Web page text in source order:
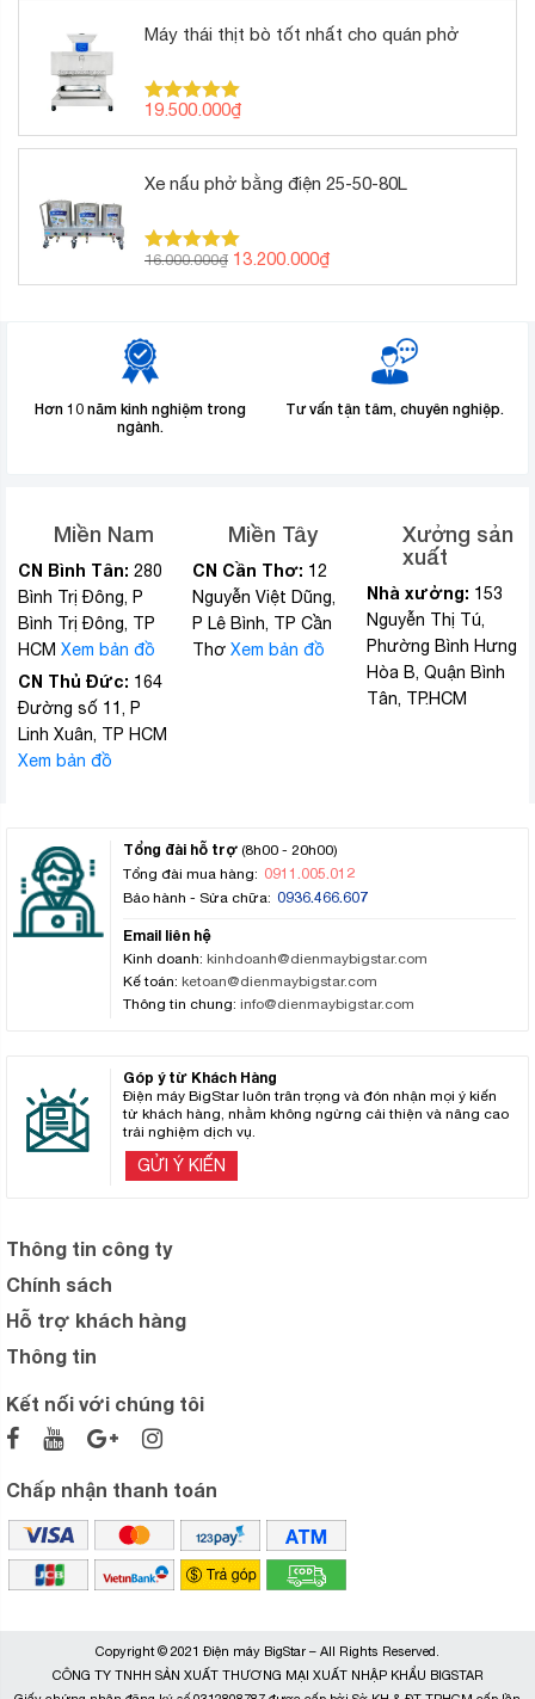
Máy thái thịt bò tốt nhất cho quán phở
Được xếp
hạng5.00
5 sao
19.500.000₫
Xe nấu phở bằng điện 25-50-80L
Được xếp
hạng5.00
16.000.000₫ Giá
gốc
13.200.000₫Giá
hiện
13.200.000₫.
Hơn 10 năm kinh nghiệm trong
ngành.
Tư vấn tận tâm, chuyên nghiệp.
Miền Nam
CN Bình Tân: 280
Bình Trị Đông, P
Bình Trị Đông, TP
HCM Xem bản đồ
CN Thủ Đức: 164
Đường số 11, P
Linh Xuân, TP HCM
Xem bản đồ
Miền Tây
CN Cần Thơ: 12
Nguyễn Việt Dũng,
P Lê Bình, TP Cần
Thơ Xem bản đồ
Xưởng sản
xuất
Nhà xưởng: 153
Nguyễn Thị Tú,
Phường Bình Hưng
Hòa B, Quận Bình
Tân, TP.HCM
Tổng đài hỗ trợ (8h00 - 20h00)
Tổng đài mua hàng: 0911.005.012
Bảo hành - Sửa chữa: 0936.466.607
Email liên hệ
Kinh doanh: kinhdoanh@dienmaybigstar.com
Kế toán: ketoan@dienmaybigstar.com
Thông tin chung: info@dienmaybigstar.com
Góp ý từ Khách Hàng
Điện máy BigStar luôn trân trọng và đón nhận mọi ý kiến
từ khách hàng, nhằm không ngừng cải thiện và nâng cao
trải nghiệm dịch vụ.
GỬI Ý KIẾN
Thông tin công ty
Chính sách
Hỗ trợ khách hàng
Thông tin
Kết nối với chúng tôi
Chấp nhận thanh toán
Copyright © 2021 Điện máy BigStar – All Rights Reserved.
CÔNG TY TNHH SẢN XUẤT THƯƠNG MẠI XUẤT NHẬP KHẨU BIGSTAR